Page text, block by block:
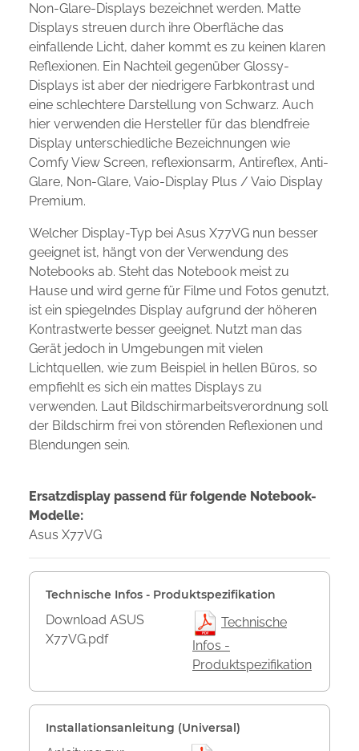
Non-Glare-Displays bezeichnet werden. Matte
Displays streuen durch ihre Oberfläche das
einfallende Licht, daher kommt es zu keinen klaren
Reflexionen. Ein Nachteil gegenüber Glossy-
Displays ist aber der niedrigere Farbkontrast und
eine schlechtere Darstellung von Schwarz. Auch
hier verwenden die Hersteller für das blendfreie
Display unterschiedliche Bezeichnungen wie
Comfy View Screen, reflexionsarm, Antireflex, Anti-
Glare, Non-Glare, Vaio-Display Plus / Vaio Display
Premium.
Welcher Display-Typ bei Asus X77VG nun besser
geeignet ist, hängt von der Verwendung des
Notebooks ab. Steht das Notebook meist zu
Hause und wird gerne für Filme und Fotos genutzt,
ist ein spiegelndes Display aufgrund der höheren
Kontrastwerte besser geeignet. Nutzt man das
Gerät jedoch in Umgebungen mit vielen
Lichtquellen, wie zum Beispiel in hellen Büros, so
empfiehlt es sich ein mattes Displays zu
verwenden. Laut Bildschirmarbeitsverordnung soll
der Bildschirm frei von störenden Reflexionen und
Blendungen sein.
Ersatzdisplay passend für folgende Notebook-
Modelle:
Asus X77VG
Technische Infos - Produktspezifikation
Download ASUS
X77VG.pdf
Technische
Infos -
Produktspezifikation
Installationsanleitung (Universal)